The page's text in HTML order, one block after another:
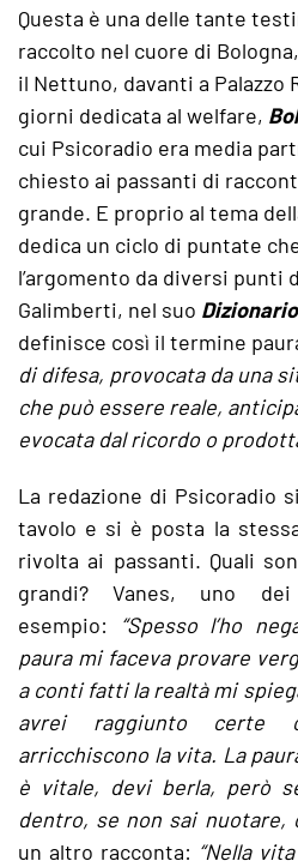
Questa è una delle tante
raccolto nel cuore di
il Nettuno, davanti a Palazzo
giorni dedicata al welfare,
cui Psicoradio era media
chiesto ai passanti di
grande. E proprio al tema
dedica un ciclo di puntate
l’argomento da diversi punti
Galimberti, nel suo
definisce così il termine
di difesa, provocata da una
che può essere reale,
evocata dal ricordo o
La redazione di Psicoradio
tavolo e si è posta la
rivolta ai passanti. Quali
grandi? Vanes, uno
esempio:
“Spesso l’ho
paura mi faceva provare
a conti fatti la realtà mi
avrei raggiunto
arricchiscono la vita. La
è vitale, devi berla, però
dentro, se non sai nuotare,
un altro racconta: “Nella